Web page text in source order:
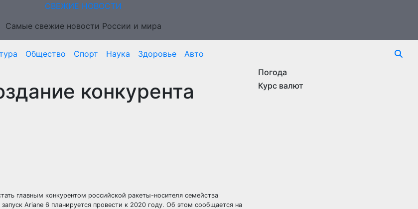
СВЕЖИЕ НОВОСТИ
Самые свежие новости России и мира
Общество Спорт Наука Здоровье
Авто
конкурента
главным конкурентом российской ракеты-носителя семейства
Ariane 6 планируется провести к 2020 году. Об этом сообщается на
Погода
Курс валют